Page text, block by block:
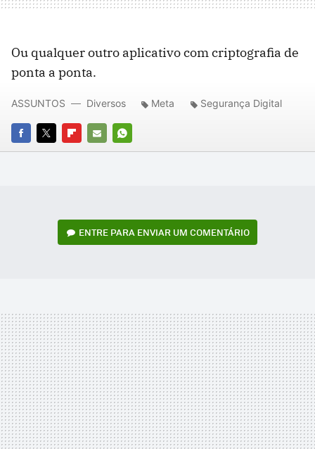
Ou qualquer outro aplicativo com criptografia de
ponta a ponta.
FACEBOOK
TWITTERFLIPBOARD
E-
WHATSAPP
ASSUNTOS Diversos Meta Segurança Digital
ENTRE PARA ENVIAR UM COMENTÁRIO